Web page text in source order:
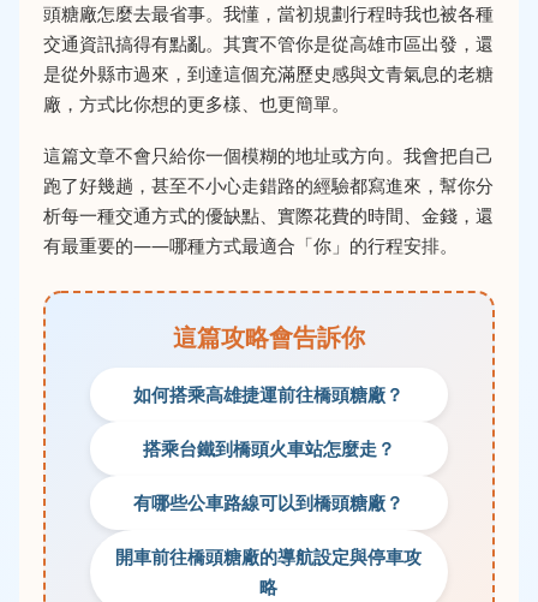
頭糖廠怎麼去最省事。我懂，當初規劃行程時我也被各種
交通資訊搞得有點亂。其實不管你是從高雄市區出發，還
是從外縣市過來，到達這個充滿歷史感與文青氣息的老糖
廠，方式比你想的更多樣、也更簡單。
這篇文章不會只給你一個模糊的地址或方向。我會把自己
跑了好幾趟，甚至不小心走錯路的經驗都寫進來，幫你分
析每一種交通方式的優缺點、實際花費的時間、金錢，還
有最重要的——哪種方式最適合「你」的行程安排。
這篇攻略會告訴你
如何搭乘高雄捷運前往橋頭糖廠？
搭乘台鐵到橋頭火車站怎麼走？
有哪些公車路線可以到橋頭糖廠？
開車前往橋頭糖廠的導航設定與停車攻
略